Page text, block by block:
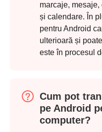
marcaje, mesaje,
și calendare. În
pentru Android
ulterioară și
este în procesul
Cum pot
pe Android
computer?